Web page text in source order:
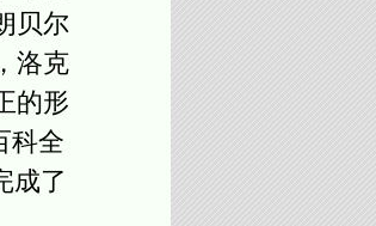
贝尔
洛克
的形
科全
成了